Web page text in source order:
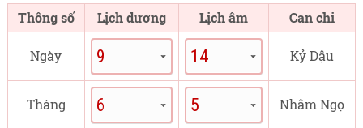
Thông số Lịch dương Lịch âm Can chi
Ngày Kỷ Dậu
Tháng Nhâm Ngọ